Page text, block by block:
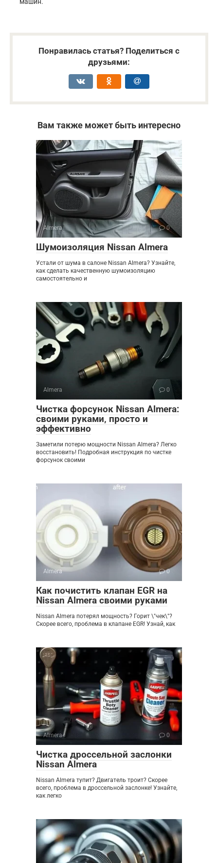
машин.
Понравилась статья? Поделиться с
друзьями:
Вам также может быть интересно
Almera 0
Шумоизоляция Nissan Almera
Устали от шума в салоне Nissan Almera? Узнайте,
как сделать качественную шумоизоляцию
самостоятельно и
Almera 0
Чистка форсунок Nissan Almera:
своими руками‚ просто и
эффективно
Заметили потерю мощности Nissan Almera? Легко
восстановить! Подробная инструкция по чистке
форсунок своими
Almera 0
Как почистить клапан EGR на
Nissan Almera своими руками
Nissan Almera потерял мощность? Горит \"чек\"?
Скорее всего, проблема в клапане EGR! Узнай, как
Almera 0
Чистка дроссельной заслонки
Nissan Almera
Nissan Almera тупит? Двигатель троит? Скорее
всего, проблема в дроссельной заслонке! Узнайте,
как легко